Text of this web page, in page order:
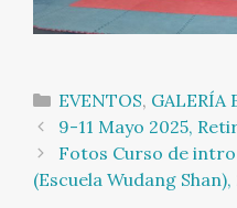
Categorías
EVENTOS, GALERÍA
Navegación
de
entradas
9-11 Mayo 2025,
Fotos Curso de
(Escuela Wudang